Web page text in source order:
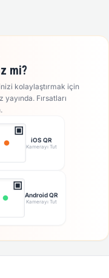
mi?
kolaylaştırmak için
Fırsatları
iOS QR
Kamerayı Tut
Android QR
Kamerayı Tut